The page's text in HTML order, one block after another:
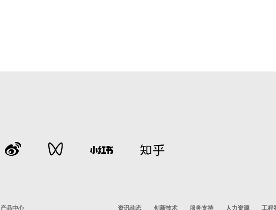
产品中心 资讯动态 创新技术 服务支持 人力资源 工程